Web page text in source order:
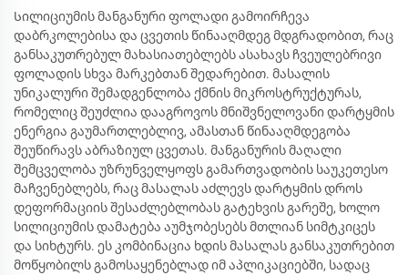
Სილიციუმის მანგანური ფოლადი გამოირჩევა
დაბრკოლებისა და ცვეთის წინააღმდეგ მდგრადობით, რაც
განსაკუთრებულ მახასიათებლებს ასახავს ჩვეულებრივი
ფოლადის სხვა მარკებთან შედარებით. მასალის
უნიკალური შემადგენლობა ქმნის მიკროსტრუქტურას,
რომელიც შეუძლია დააგროვოს მნიშვნელოვანი დარტყმის
ენერგია გაუმართლებლივ, ამასთან წინააღმდეგობა
შეუწირავს აბრაზიულ ცვეთას. მანგანურის მაღალი
შემცველობა უზრუნველყოფს გამართვადობის საუკეთესო
მაჩვენებლებს, რაც მასალას აძლევს დარტყმის დროს
დეფორმაციის შესაძლებლობას გატეხვის გარეშე, ხოლო
სილიციუმის დამატება აუმჯობესებს მთლიან სიმტკიცეს
და სიხტურს. ეს კომბინაცია ხდის მასალას განსაკუთრებით
მოწყობილს გამოსაყენებლად იმ აპლიკაციებში, სადაც